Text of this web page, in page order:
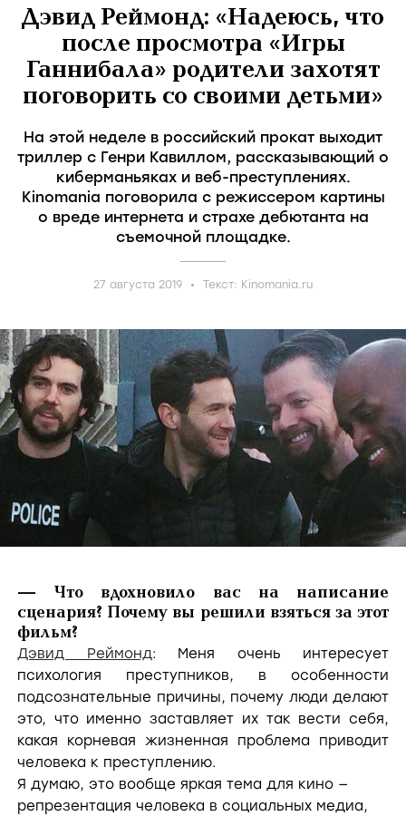
Дэвид Реймонд: «Надеюсь, что
после просмотра «Игры
Ганнибала» родители захотят
поговорить со своими детьми»
На этой неделе в российский прокат выходит
триллер с Генри Кавиллом, рассказывающий о
киберманьяках и веб-преступлениях.
Kinomania поговорила с режиссером картины
о вреде интернета и страхе дебютанта на
съемочной площадке.
27 августа 2019 Текст: Kinomania.ru
— Что вдохновило вас на написание
сценария? Почему вы решили взяться за этот
фильм?
Дэвид Реймонд: Меня очень интересует
психология преступников, в особенности
подсознательные причины, почему люди делают
это, что именно заставляет их так вести себя,
какая корневая жизненная проблема приводит
человека к преступлению.
Я думаю, это вообще яркая тема для кино —
репрезентация человека в социальных медиа,